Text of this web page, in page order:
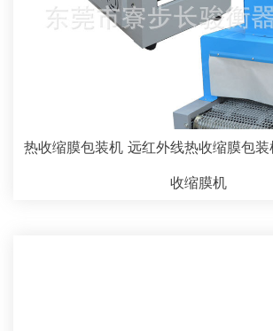
热收缩膜包装机 远红外线热收缩膜包
收缩膜机